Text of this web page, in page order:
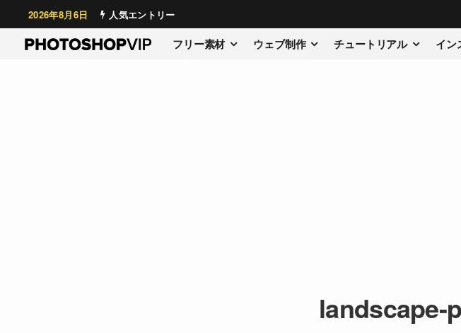
2026年8月6日 人気エントリー
フリー素材 ウェブ制作 チュートリアル イン
landscape-